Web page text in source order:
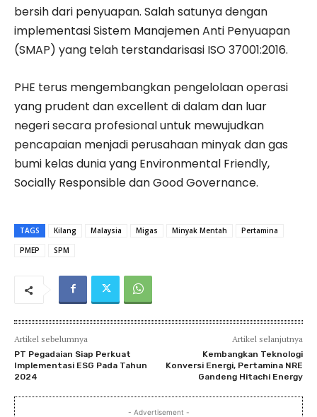
bersih dari penyuapan. Salah satunya dengan
implementasi Sistem Manajemen Anti Penyuapan
(SMAP) yang telah terstandarisasi ISO 37001:2016.
PHE terus mengembangkan pengelolaan operasi
yang prudent dan excellent di dalam dan luar
negeri secara profesional untuk mewujudkan
pencapaian menjadi perusahaan minyak dan gas
bumi kelas dunia yang Environmental Friendly,
Socially Responsible dan Good Governance.
TAGS Kilang Malaysia Migas Minyak Mentah
Pertamina
PMEP
SPM
Artikel sebelumnya
PT Pegadaian Siap Perkuat
Implementasi ESG Pada Tahun
2024
Artikel selanjutnya
Kembangkan Teknologi
Konversi Energi, Pertamina NRE
Gandeng Hitachi Energy
- Advertisement -